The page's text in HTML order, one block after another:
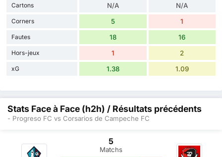
Cartons N/A N/A
Corners 5 1
Fautes 18 16
Hors-jeux 1 2
xG 1.38 1.09
Stats Face à Face (h2h) / Résultats précédents
- Progreso FC vs Corsarios de Campeche FC
5
Matchs